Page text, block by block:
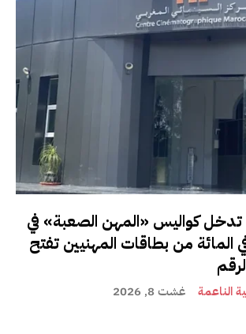
تدخل كواليس «المهن الصعبة» في
30 في المائة من بطاقات المهنيين تفتح
الناعمة غشت 8, 2026